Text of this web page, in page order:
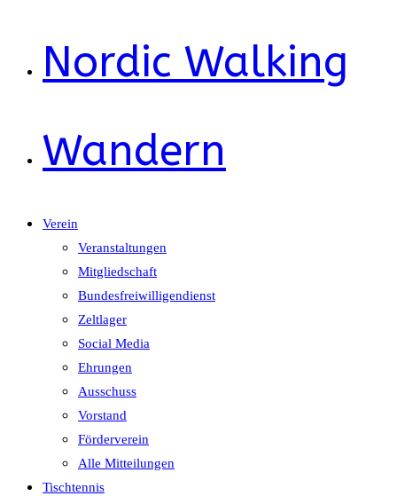
Nordic Walking
Wandern
Verein
Veranstaltungen
Mitgliedschaft
Bundesfreiwilligendienst
Zeltlager
Social Media
Ehrungen
Ausschuss
Vorstand
Förderverein
Alle Mitteilungen
Tischtennis